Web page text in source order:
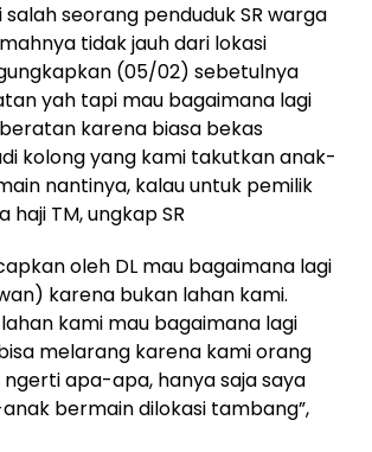
seorang penduduk SR warga
tidak jauh dari lokasi
(05/02) sebetulnya
yah tapi mau bagaimana lagi
karena biasa bekas
kolong yang kami takutkan anak-
nantinya, kalau untuk pemilik
TM, ungkap SR
oleh DL mau bagaimana lagi
karena bukan lahan kami.
kami mau bagaimana lagi
melarang karena kami orang
apa-apa, hanya saja saya
bermain dilokasi tambang”,